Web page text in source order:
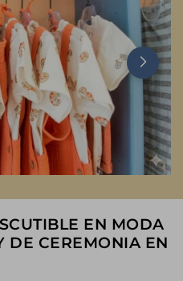
EN MODA
DE CEREMONIA EN